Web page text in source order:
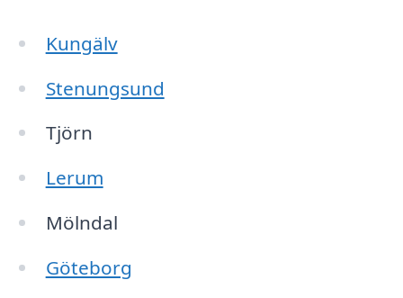
Kungälv
Stenungsund
Tjörn
Lerum
Mölndal
Göteborg